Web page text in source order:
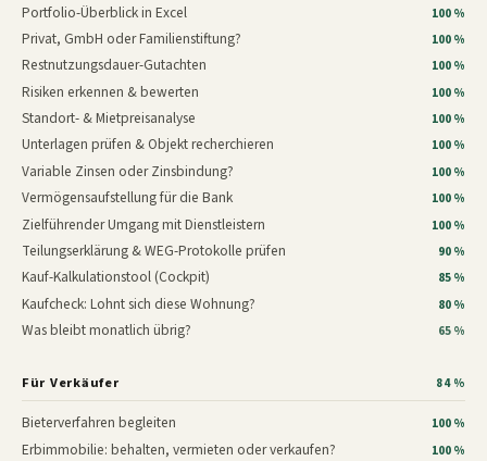
Portfolio-Überblick in Excel 100 %
Privat, GmbH oder Familienstiftung? 100 %
Restnutzungsdauer-Gutachten 100 %
Risiken erkennen & bewerten 100 %
Standort- & Mietpreisanalyse 100 %
Unterlagen prüfen & Objekt recherchieren 100 %
Variable Zinsen oder Zinsbindung? 100 %
Vermögensaufstellung für die Bank 100 %
Zielführender Umgang mit Dienstleistern 100 %
Teilungserklärung & WEG-Protokolle prüfen 90 %
Kauf-Kalkulationstool (Cockpit) 85 %
Kaufcheck: Lohnt sich diese Wohnung? 80 %
Was bleibt monatlich übrig? 65 %
Für Verkäufer 84 %
Bieterverfahren begleiten 100 %
Erbimmobilie: behalten, vermieten oder verkaufen? 100 %